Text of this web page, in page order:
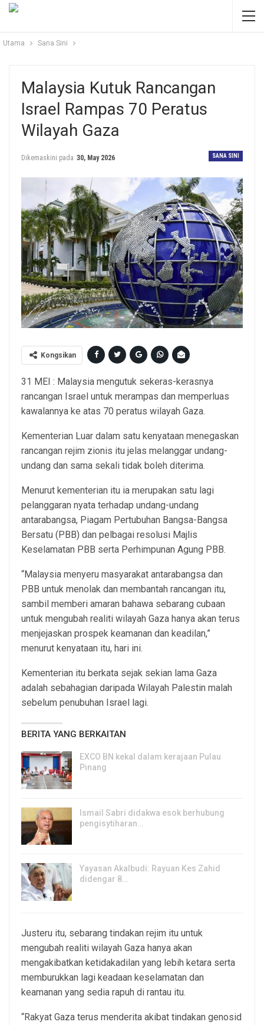
Utama Sana Sini
Malaysia Kutuk Rancangan
Israel Rampas 70 Peratus
Wilayah Gaza
SANA SINI
Dikemaskini pada 30, May 2026
Kongsikan
31 MEI : Malaysia mengutuk sekeras-kerasnya
rancangan Israel untuk merampas dan memperluas
kawalannya ke atas 70 peratus wilayah Gaza.
Kementerian Luar dalam satu kenyataan menegaskan
rancangan rejim zionis itu jelas melanggar undang-
undang dan sama sekali tidak boleh diterima.
Menurut kementerian itu ia merupakan satu lagi
pelanggaran nyata terhadap undang-undang
antarabangsa, Piagam Pertubuhan Bangsa-Bangsa
Bersatu (PBB) dan pelbagai resolusi Majlis
Keselamatan PBB serta Perhimpunan Agung PBB.
“Malaysia menyeru masyarakat antarabangsa dan
PBB untuk menolak dan membantah rancangan itu,
sambil memberi amaran bahawa sebarang cubaan
untuk mengubah realiti wilayah Gaza hanya akan terus
menjejaskan prospek keamanan dan keadilan,”
menurut kenyataan itu, hari ini.
Kementerian itu berkata sejak sekian lama Gaza
adalah sebahagian daripada Wilayah Palestin malah
sebelum penubuhan Israel lagi.
BERITA YANG BERKAITAN
EXCO BN kekal dalam kerajaan Pulau
Pinang
Ismail Sabri didakwa esok berhubung
pengisytiharan…
Yayasan Akalbudi: Rayuan Kes Zahid
didengar 8…
Justeru itu, sebarang tindakan rejim itu untuk
mengubah realiti wilayah Gaza hanya akan
mengakibatkan ketidakadilan yang lebih ketara serta
memburukkan lagi keadaan keselamatan dan
keamanan yang sedia rapuh di rantau itu.
“Rakyat Gaza terus menderita akibat tindakan genosid